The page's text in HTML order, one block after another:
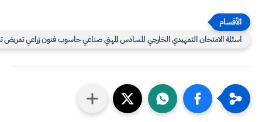
الامتحان التمهيدي الخارجي للسادس المهني صناعي حاسوب فنون زراعي تمريض تجاري